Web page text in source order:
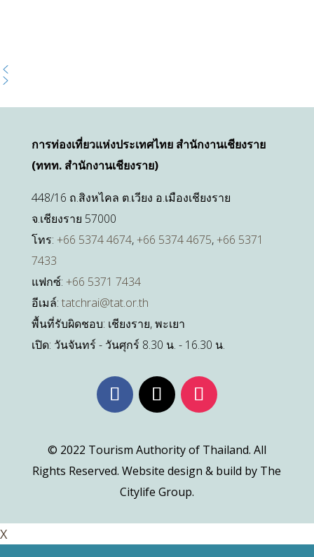
การท่องเที่ยวแห่งประเทศไทย สำนักงานเชียงราย
(ททท. สำนักงานเชียงราย)
448/16 ถ.สิงหไคล ต.เวียง อ.เมืองเชียงราย
จ.เชียงราย 57000
โทร: +66 5374 4674,+66 5374 4675,+66 5371
7433
แฟกซ์: +66 5371 7434
อีเมล์: tatchrai@tat.or.th
พื้นที่รับผิดชอบ: เชียงราย, พะเยา
เปิด: วันจันทร์ - วันศุกร์ 8.30 น. - 16.30 น.
© 2022 Tourism Authority of Thailand. All
Rights Reserved. Website design & build by The
Citylife Group.
X